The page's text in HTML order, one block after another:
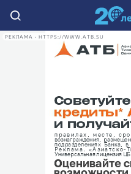
РЕКЛАМА • HTTPS://WWW.ATB.SU